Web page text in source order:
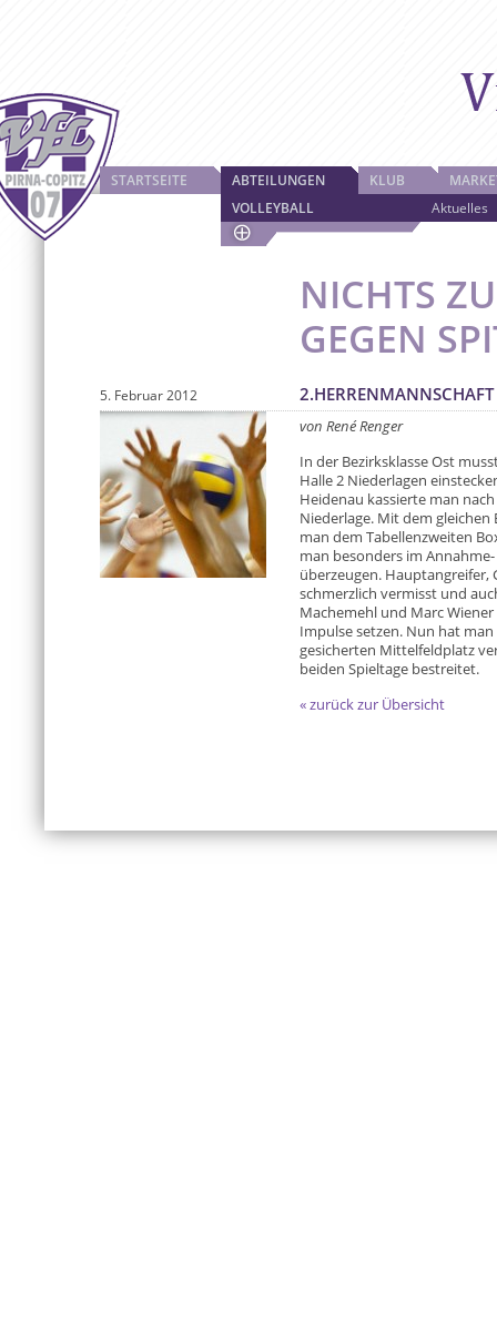
STARTSEITE
ABTEILUNGEN
VOLLEYBALL
Aktuelles
KLUB
NICHTS
GEGEN
5. Februar 2012
von René Renger
In der Bezirksklasse Ost
Halle 2 Niederlagen
Heidenau kassierte man
Niederlage. Mit dem gleichen
man dem Tabellenzweiten
man besonders im
überzeugen. Hauptangreifer,
schmerzlich vermisst und
Machemehl und Marc
Impulse setzen. Nun hat
gesicherten Mittelfeldplatz
beiden Spieltage bestreitet.
« zurück zur Übersicht